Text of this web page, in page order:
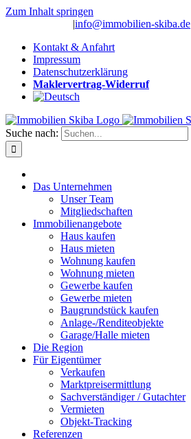
Zum Inhalt springen
|info@immobilien-skiba.de
Kontakt & Anfahrt
Impressum
Datenschutzerklärung
Maklervertrag-Widerruf
Suche nach:
Das Unternehmen
Unser Team
Mitgliedschaften
Immobilienangebote
Haus kaufen
Haus mieten
Wohnung kaufen
Wohnung mieten
Gewerbe kaufen
Gewerbe mieten
Baugrundstück kaufen
Anlage-/Renditeobjekte
Garage/Halle mieten
Die Region
Für Eigentümer
Verkaufen
Marktpreisermittlung
Sachverständiger / Gutachter
Vermieten
Objekt-Tracking
Referenzen